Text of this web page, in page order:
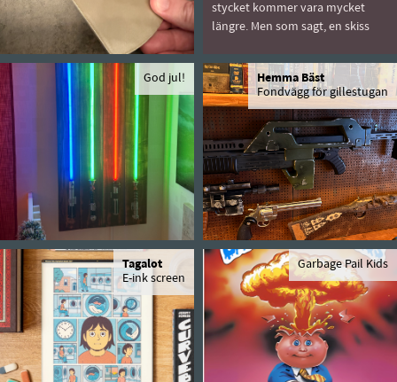
stycket kommer vara mycket
längre. Men som sagt, en skiss
God jul!
Hemma Bäst
Fondvägg för gillestugan
Tagalot
E-ink screen
Garbage Pail Kids